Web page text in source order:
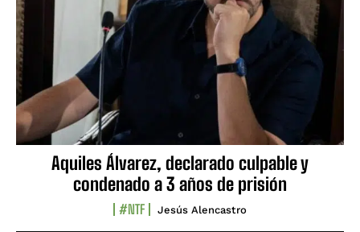
Aquiles Álvarez, declarado culpable y
condenado a 3 años de prisión
#NTF Jesús Alencastro